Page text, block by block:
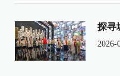
探寻
2026-